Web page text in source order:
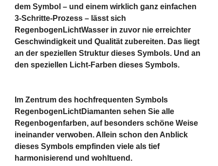
dem Symbol – und einem wirklich ganz einfachen
3-Schritte-Prozess – lässt sich
RegenbogenLichtWasser in zuvor nie erreichter
Geschwindigkeit und Qualität zubereiten. Das liegt
an der speziellen Struktur dieses Symbols. Und an
den speziellen Licht-Farben dieses Symbols.
Im Zentrum des hochfrequenten Symbols
RegenbogenLichtDiamanten sehen Sie alle
Regenbogenfarben, auf besonders schöne Weise
ineinander verwoben. Allein schon den Anblick
dieses Symbols empfinden viele als tief
harmonisierend und wohltuend.